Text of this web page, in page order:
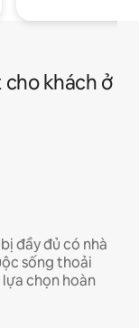
khách ở
đầy đủ có nhà
sống thoải
chọn hoàn